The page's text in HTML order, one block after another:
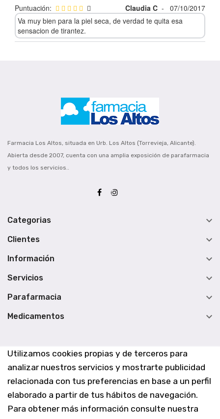
Utilizamos cookies propias y de terceros para
analizar nuestros servicios y mostrarte publicidad
relacionada con tus preferencias en base a un perfil
elaborado a partir de tus hábitos de navegación.
Para obtener más información consulte nuestra
Puntuación: Claudia C -
07/10/2017
Va muy bien para la piel seca, de verdad te quita esa
sensacion de tirantez.
Farmacia Los Altos, situada en Urb. Los Altos (Torrevieja, Alicante).
Abierta desde 2007, cuenta con una amplia exposición de parafarmacia
y todos los servicios..
Categorias 
Clientes 
Información 
Servicios 
Parafarmacia 
Medicamentos 